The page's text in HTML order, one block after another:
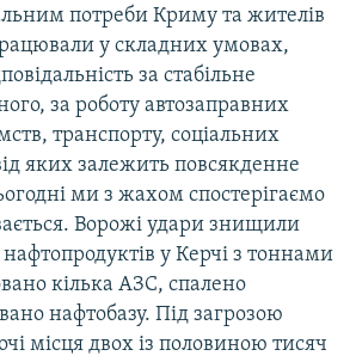
потреби Криму та жителів
у складних умовах,
за стабільне
за роботу автозаправних
транспорту, соціальних
яких залежить повсякденне
ми з жахом спостерігаємо
Ворожі удари знищили
нафтопродуктів у Керчі з тоннами
кілька АЗС, спалено
нафтобазу. Під загрозою
місця двох із половиною тисяч